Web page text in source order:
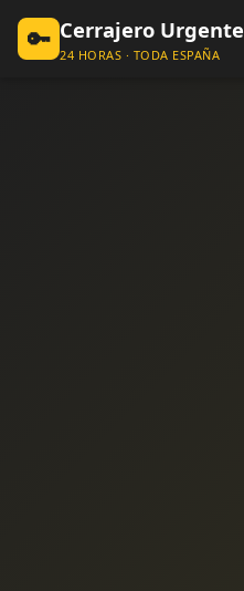
🔑 Cerrajero Urgente
24 HORAS · TODA ESPAÑA